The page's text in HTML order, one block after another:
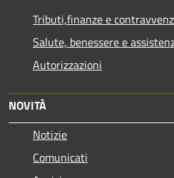
Tributi,finanze e
Salute, benessere e
Autorizzazioni
NOVITÀ
Notizie
Comunicati